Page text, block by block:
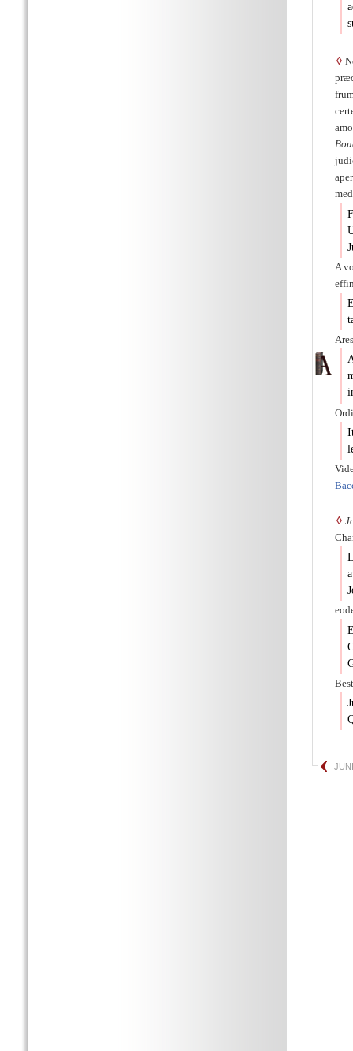
◊
A
◊